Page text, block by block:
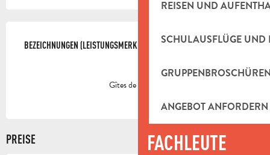
REISEN UND
SCHULAUSFLÜGE UND
ANGEBOT ANFORDERN
FACHLEUTE
LEISTUNGENSMÖGLICHKEITEN
BEZEICHNUNGEN (LEISTUNGSMERKMALE)
BEZEICHNUNGEN (LEISTUNGSMERKMALE)
Gîtes de France
PREISE